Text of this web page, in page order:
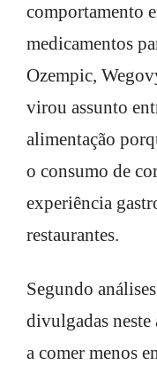
comportamento
medicamentos
Ozempic,
virou assunto
alimentação
o consumo de
experiência
restaurantes.
Segundo
divulgadas neste
a comer menos